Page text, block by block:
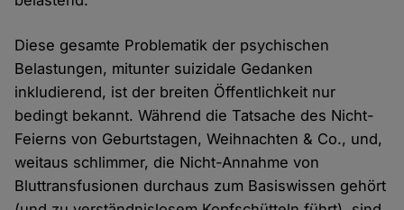
Diese gesamte Problematik der psychischen
Belastungen, mitunter suizidale Gedanken
inkludierend, ist der breiten Öffentlichkeit nur
bedingt bekannt. Während die Tatsache des Nicht-
Feierns von Geburtstagen, Weihnachten & Co., und,
weitaus schlimmer, die Nicht-Annahme von
Bluttransfusionen durchaus zum Basiswissen gehört